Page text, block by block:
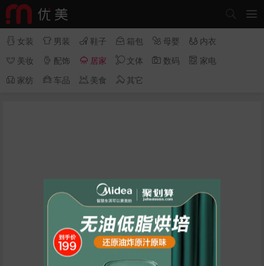

 女装  男装  鞋子  箱包  母婴  内衣
 美妆  配饰  居家  文体  数码  家电
 家纺  车品  美食  其它